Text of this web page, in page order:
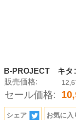
B-PROJECT キ
販売価格:
セール価格:
シェア お気に入